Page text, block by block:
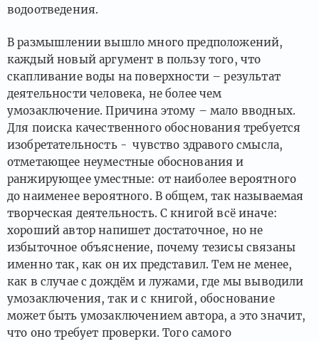
водоотведения.
В размышлении вышло много предположений,
каждый новый аргумент в пользу того, что
скапливание воды на поверхности – результат
деятельности человека, не более чем
умозаключение. Причина этому – мало вводных.
Для поиска качественного обоснования требуется
изобретательность - чувство здравого смысла,
отметающее неуместные обоснования и
ранжирующее уместные: от наиболее вероятного
до наименее вероятного. В общем, так называемая
творческая деятельность. С книгой всё иначе:
хороший автор напишет достаточное, но не
избыточное объяснение, почему тезисы связаны
именно так, как он их представил. Тем не менее,
как в случае с дождём и лужами, где мы выводили
умозаключения, так и с книгой, обоснование
может быть умозаключением автора, а это значит,
что оно требует проверки. Того самого